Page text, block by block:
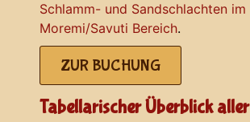
Schlamm- und Sandschlachten im
Moremi/Savuti Bereich.
ZUR BUCHUNG
Tabellarischer Überblick aller